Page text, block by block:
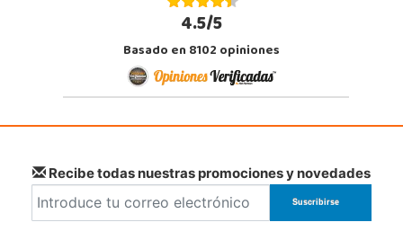
4.5/5
Basado en 8102 opiniones
Recibe todas nuestras promociones y novedades